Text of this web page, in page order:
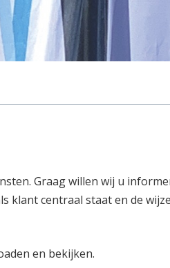
Graag willen wij u
klant centraal staat en de
en bekijken.